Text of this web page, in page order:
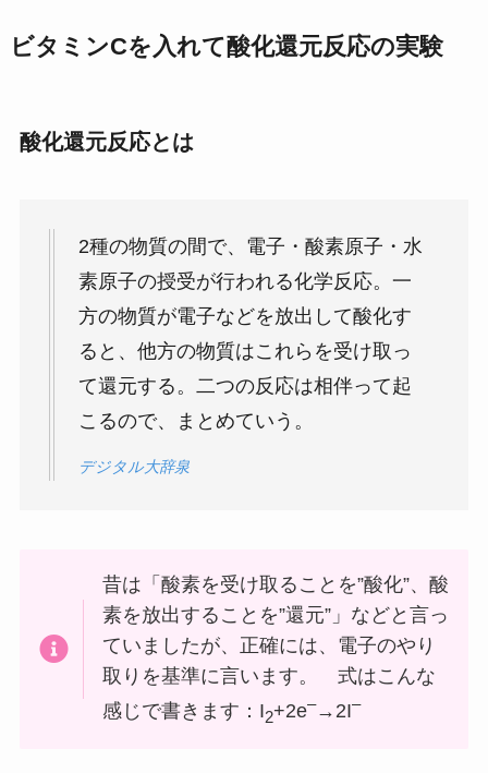
ビタミンCを入れて酸化還元反応の実験
酸化還元反応とは
2種の物質の間で、電子・酸素原子・水
素原子の授受が行われる化学反応。一
方の物質が電子などを放出して酸化す
ると、他方の物質はこれらを受け取っ
て還元する。二つの反応は相伴って起
こるので、まとめていう。
デジタル大辞泉
昔は「酸素を受け取ることを”酸化”、酸
素を放出することを”還元”」などと言っ
ていましたが、正確には、電子のやり
取りを基準に言います。 式はこんな
感じで書きます：I2+2e–→2I–